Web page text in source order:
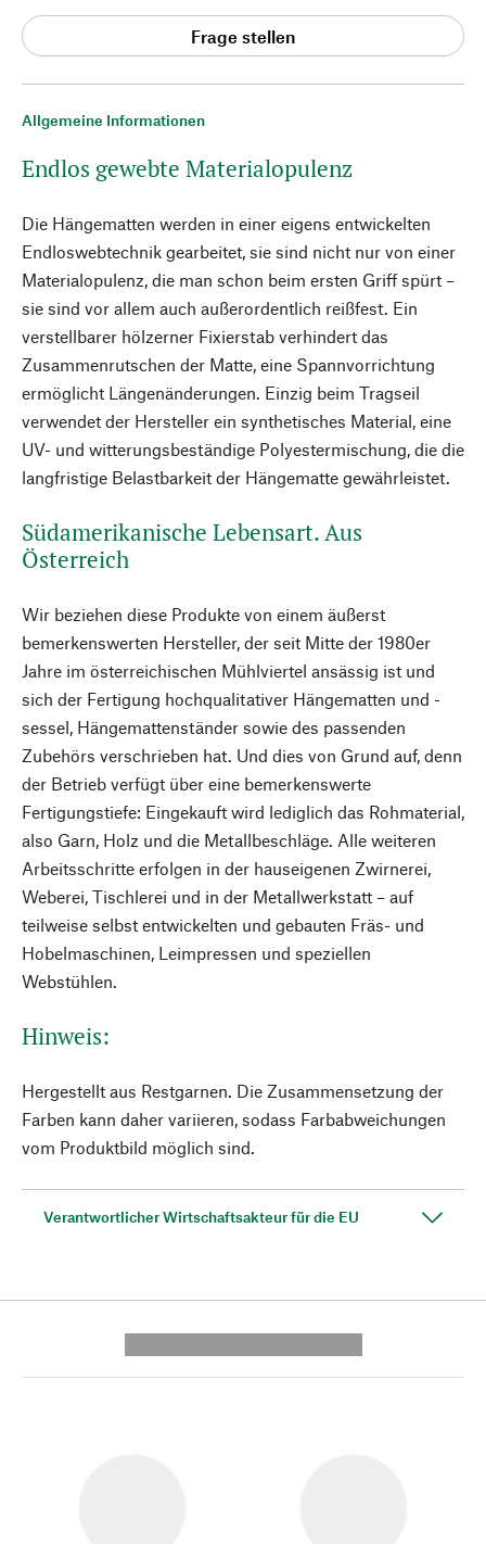
Allgemeine Informationen
Endlos gewebte Materialopulenz
Die Hängematten werden in einer eigens entwickelten
Endloswebtechnik gearbeitet, sie sind nicht nur von einer
Materialopulenz, die man schon beim ersten Griff spürt –
sie sind vor allem auch außerordentlich reißfest. Ein
verstellbarer hölzerner Fixierstab verhindert das
Zusammenrutschen der Matte, eine Spannvorrichtung
ermöglicht Längenänderungen. Einzig beim Tragseil
verwendet der Hersteller ein synthetisches Material, eine
UV- und witterungsbeständige Polyestermischung, die die
langfristige Belastbarkeit der Hängematte gewährleistet.
Südamerikanische Lebensart. Aus
Österreich
Wir beziehen diese Produkte von einem äußerst
bemerkenswerten Hersteller, der seit Mitte der 1980er
Jahre im österreichischen Mühlviertel ansässig ist und
sich der Fertigung hochqualitativer Hängematten und -
sessel, Hängemattenständer sowie des passenden
Zubehörs verschrieben hat. Und dies von Grund auf, denn
der Betrieb verfügt über eine bemerkenswerte
Fertigungstiefe: Eingekauft wird lediglich das Rohmaterial,
also Garn, Holz und die Metallbeschläge. Alle weiteren
Arbeitsschritte erfolgen in der hauseigenen Zwirnerei,
Weberei, Tischlerei und in der Metallwerkstatt – auf
teilweise selbst entwickelten und gebauten Fräs- und
Hobelmaschinen, Leimpressen und speziellen
Webstühlen.
Hinweis:
Hergestellt aus Restgarnen. Die Zusammensetzung der
Farben kann daher variieren, sodass Farbabweichungen
vom Produktbild möglich sind.
Verantwortlicher Wirtschaftsakteur für die EU
Frage stellen